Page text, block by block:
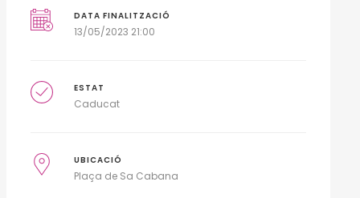
DATA FINALITZACIÓ
13/05/2023 21:00
ESTAT
Caducat
UBICACIÓ
Plaça de Sa Cabana